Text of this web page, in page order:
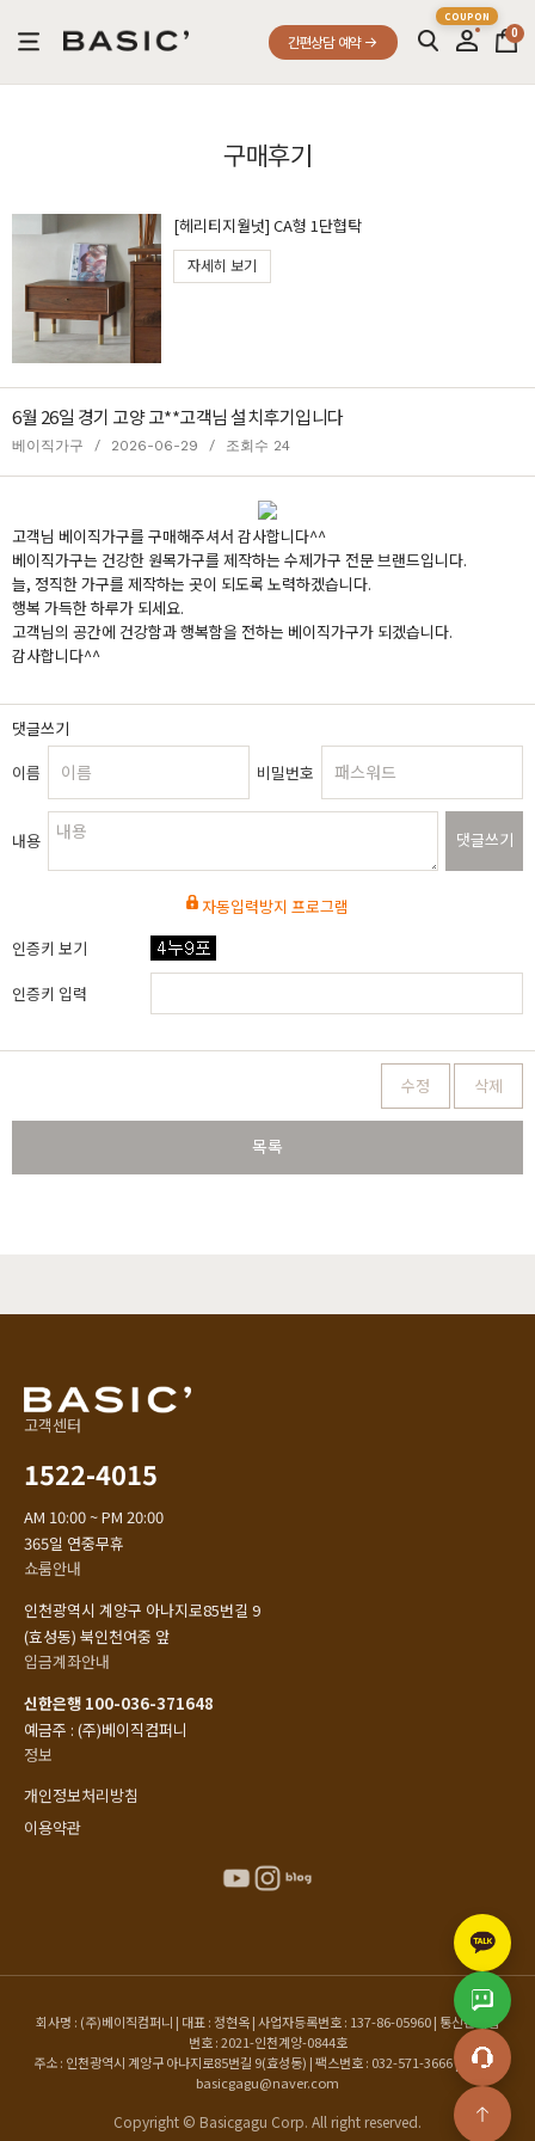
간편상담 예약
0
구매후기
[헤리티지월넛] CA형 1단협탁
자세히 보기
6월 26일 경기 고양 고**고객님 설치후기입니다
베이직가구 / 2026-06-29 / 조회수 24
고객님 베이직가구를 구매해주셔서 감사합니다^^
베이직가구는 건강한 원목가구를 제작하는 수제가구 전문 브랜드입니다.
늘, 정직한 가구를 제작하는 곳이 되도록 노력하겠습니다.
행복 가득한 하루가 되세요.
고객님의 공간에 건강함과 행복함을 전하는 베이직가구가 되겠습니다.
감사합니다^^
댓글쓰기
이름
비밀번호
내용 댓글쓰기
자동입력방지 프로그램
인증키 보기
인증키 입력
수정 삭제
목록
고객센터
1522-4015
AM 10:00 ~ PM 20:00
365일 연중무휴
쇼룸안내
인천광역시 계양구 아나지로85번길 9
(효성동) 북인천여중 앞
입금계좌안내
신한은행 100-036-371648
예금주 : (주)베이직컴퍼니
정보
개인정보처리방침
이용약관
회사명 : (주)베이직컴퍼니 | 대표 : 정현옥 | 사업자등록번호 : 137-86-05960 | 통신판매업
번호 : 2021-인천계양-0844호
주소 : 인천광역시 계양구 아나지로85번길 9(효성동) | 팩스번호 : 032-571-3666 | 이메일 :
basicgagu@naver.com
Copyright © Basicgagu Corp. All right reserved.